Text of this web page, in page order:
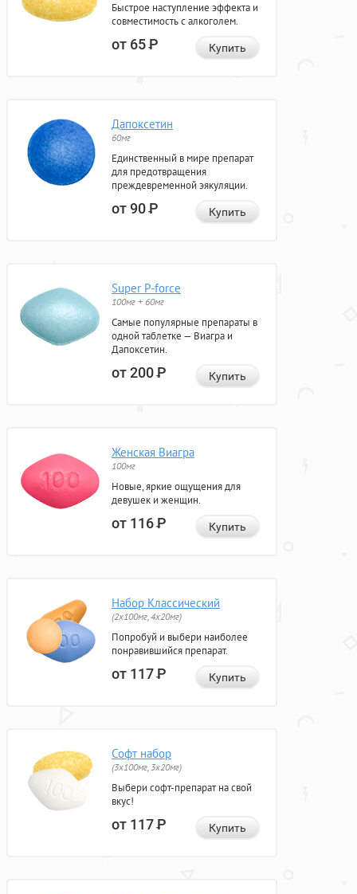
Быстрое наступление эффекта и
совместимость с алкоголем.
от 65Р Купить
Дапоксетин
60мг
Единственный в мире препарат
для предотвращения
преждевременной эякуляции.
от 90Р Купить
Super P-force
100мг + 60мг
Самые популярные препараты в
одной таблетке — Виагра и
Дапоксетин.
от 200Р Купить
Женская Виагра
100мг
Новые, яркие ощущения для
девушек и женщин.
от 116Р Купить
Набор Классический
(2x100мг, 4x20мг)
Попробуй и выбери наиболее
понравившийся препарат.
от 117Р Купить
Софт набор
(3x100мг, 3x20мг)
Выбери софт-препарат на свой
вкус!
от 117Р Купить